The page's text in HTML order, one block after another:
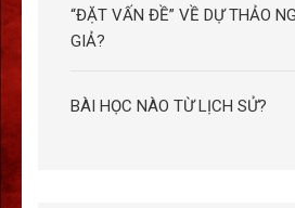
“ĐẶT VẤN ĐỀ” VỀ DỰ THẢO
GIẢ?
BÀI HỌC NÀO TỪ LỊCH SỬ?